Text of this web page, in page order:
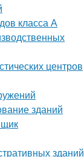
класса А
центров
зданий
зданий